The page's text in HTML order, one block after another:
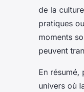
de la
pratiques
moments
peuvent
En résumé,
univers où